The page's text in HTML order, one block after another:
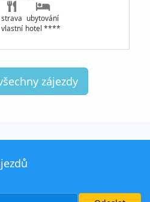
strava
vlastní
ubytování
hotel ****
zájezdy